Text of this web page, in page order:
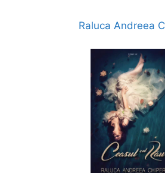
Raluca Andreea